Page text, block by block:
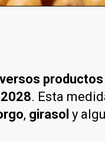
. Esta
, girasol y